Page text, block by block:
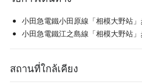
小田急電鐵小田原線「相模大野站」
小田急電鐵江之島線「相模大野站」
สถานที่ใกล้เคียง